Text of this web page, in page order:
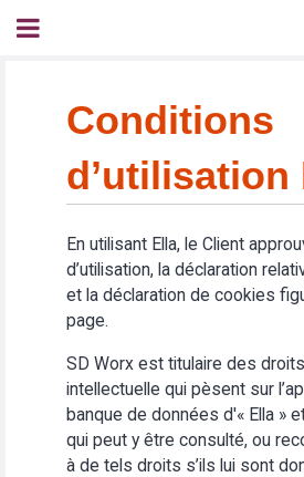
Conditions
d’utilisation
En utilisant Ella, le Client
d’utilisation, la déclaration
et la déclaration de cookies
page.
SD Worx est titulaire des
intellectuelle qui pèsent sur
banque de données d'« Ella »
qui peut y être consulté, ou
à de tels droits s’ils lui sont